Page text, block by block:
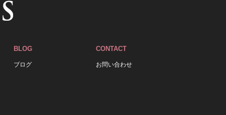
BLOG
ブログ
CONTACT
お問い合わせ